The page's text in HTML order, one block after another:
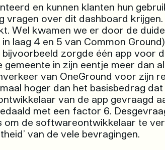
en kunnen klanten hun
vragen over dit dashboard
Wel kwamen we er door de
laag 4 en 5 van Common
zorgde één app voor
in zijn eentje meer dan
van OneGround voor zijn
hoger dan het basisbedrag
van de app gevraagd
met een factor 6.
om de softwareontwikkelaar te
van de vele bevragingen.